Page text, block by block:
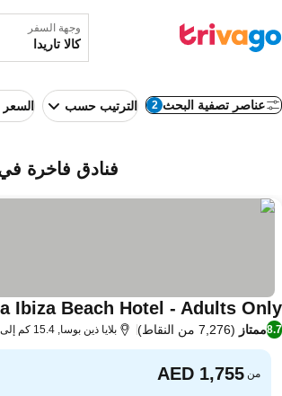
وجهة السفر
عناصر تصفية البحث 2 الترتيب حسب السعر
فنادق فاخرة في
Ibiza Beach Hotel - Adults Only
8.7ممتاز (7,276 من النقاط) بلايا ذين بوسا, 15.4 كم إلى كالا تاريدا
من